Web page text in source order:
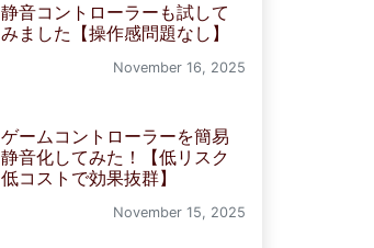
静音コントローラーも試して
みました【操作感問題なし】
November 16, 2025
ゲームコントローラーを簡易
静音化してみた！【低リスク
低コストで効果抜群】
November 15, 2025